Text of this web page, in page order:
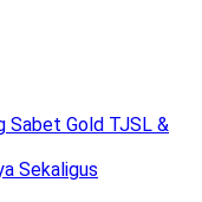
Sabet Gold TJSL &
Sekaligus